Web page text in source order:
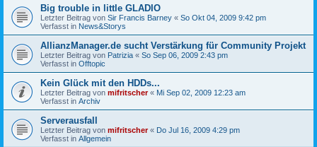
Big trouble in little GLADIO
Letzter Beitrag von Sir Francis Barney « So Okt 04, 2009 9:42 pm
Verfasst in News&Storys
AllianzManager.de sucht Verstärkung für Community Projekt
Letzter Beitrag von Patrizia « So Sep 06, 2009 2:43 pm
Verfasst in Offtopic
Kein Glück mit den HDDs...
Letzter Beitrag von mifritscher« Mi Sep 02, 2009 12:23 am
Verfasst in Archiv
Serverausfall
Letzter Beitrag von mifritscher« Do Jul 16, 2009 4:29 pm
Verfasst in Allgemein